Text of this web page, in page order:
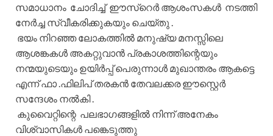
സമാധാനം ചോദിച്ച് ഈസ്റെർ ആശംസകൾ നടത്തി
നേർച്ച സ്വീകരിക്കുകയും ചെയ്തു .
ഭയം നിറഞ്ഞ ലോകത്തിൽ മനുഷ്യ മനസ്സിലെ
ആശങ്കകൾ അകറ്റുവാൻ പ്രകാശത്തിന്റെയും
നന്മയുടെയും ഉയിർപ്പ് പെരുന്നാൾ മുഖാന്തരം ആകട്ടെ
എന്ന് ഫാ .ഫിലിപ് തരകൻ തേവലക്കര ഈസ്റ്റെർ
സന്ദേശം നൽകി .
കുവൈറ്റിന്റെ പലഭാഗങ്ങളിൽ നിന്ന് അനേകം
വിശ്വാസികൾ പങ്കെടുത്തു